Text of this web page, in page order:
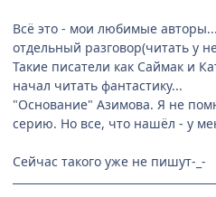
Всё это - мои любимые
отдельный разговор(читать у
Такие писатели как Саймак и
начал читать фантастику...
"Основание" Азимова. Я не
серию. Но все, что нашёл - у
Сейчас такого уже не пишут-_-